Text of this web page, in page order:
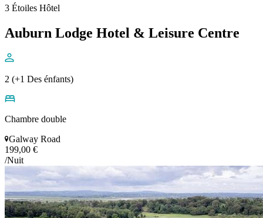
3 Étoiles Hôtel
Auburn Lodge Hotel & Leisure Centre
2 (+1 Des énfants)
Chambre double
Galway Road
199,00 €
/Nuit